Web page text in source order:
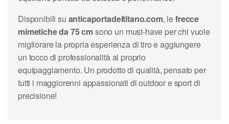
Disponibili su anticaportadeltitano.com, lefrecce
mimetiche da 75 cmsono un must-have per chi vuole
migliorare la propria esperienza di tiro e aggiungere
un tocco di professionalità al proprio
equipaggiamento. Un prodotto di qualità, pensato per
tutti i maggiorenni appassionati di outdoor e sport di
precisione!